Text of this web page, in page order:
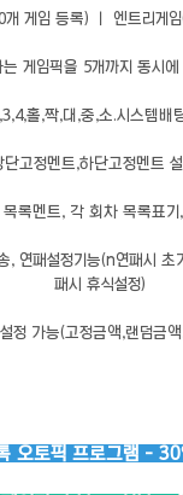
개 게임 등록) ㅣ 엔트리게
는 게임픽을 5개까지 동시에
홀,짝,대,중,소.시스템배
단고정멘트,하단고정멘트
록멘트, 각 회차 목록표기
, 연패설정기능(n연패시
패시 휴식설정)
정 가능(고정금액,랜덤금액
오토픽 프로그램 -